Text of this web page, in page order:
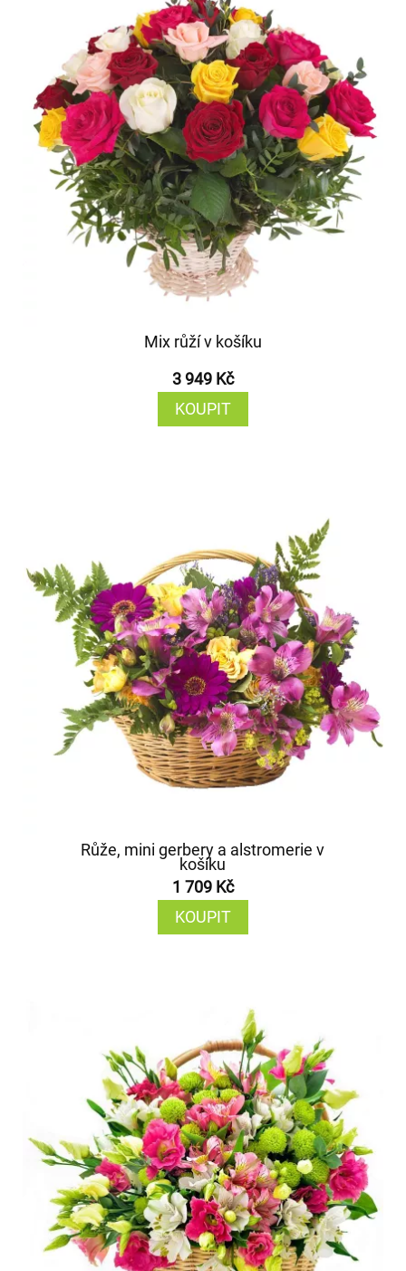
Mix růží v košíku
3 949 Kč
KOUPIT
Růže, mini gerbery a alstromerie v
košíku
1 709 Kč
KOUPIT